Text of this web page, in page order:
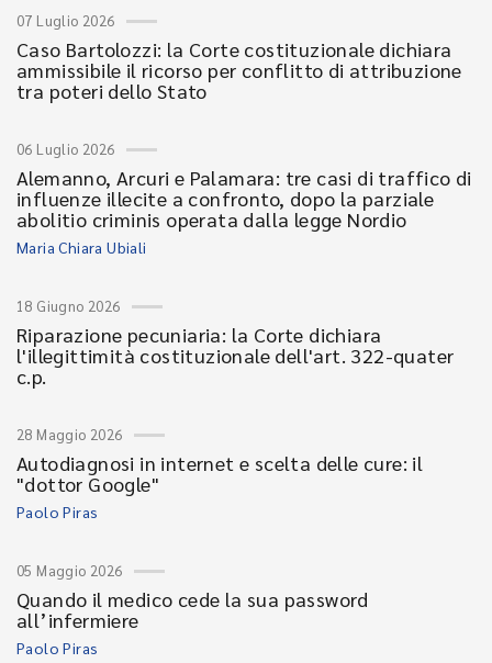
07 Luglio 2026
Caso Bartolozzi: la Corte costituzionale dichiara
ammissibile il ricorso per conflitto di attribuzione
tra poteri dello Stato
06 Luglio 2026
Alemanno, Arcuri e Palamara: tre casi di traffico di
influenze illecite a confronto, dopo la parziale
abolitio criminis operata dalla legge Nordio
Maria Chiara Ubiali
18 Giugno 2026
Riparazione pecuniaria: la Corte dichiara
l'illegittimità costituzionale dell'art. 322-quater
c.p.
28 Maggio 2026
Autodiagnosi in internet e scelta delle cure: il
"dottor Google"
Paolo Piras
05 Maggio 2026
Quando il medico cede la sua password
all’infermiere
Paolo Piras